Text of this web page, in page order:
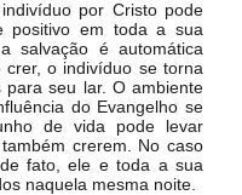
por Cristo pode
positivo em toda a sua
salvação é automática
o indivíduo se torna
seu lar. O ambiente
do Evangelho se
de vida pode levar
crerem. No caso
fato, ele e toda a sua
naquela mesma noite.